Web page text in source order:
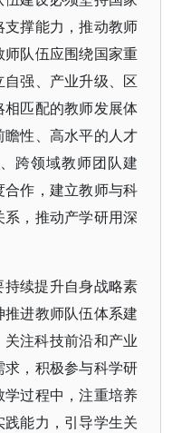
撑能力，推动教师
队伍应围绕国家重
强、产业升级、区
匹配的教师发展体
性、高水平的人才
跨领域教师团队建
作，建立教师与科
，推动产学研用深
续提升自身战略素
进教师队伍体系建
注科技前沿和产业
，积极参与科学研
过程中，注重培养
能力，引导学生关